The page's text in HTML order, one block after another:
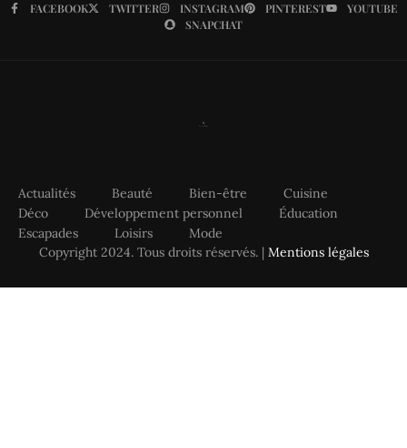
FACEBOOK TWITTER INSTAGRAM PINTEREST
YOUTUBE
SNAPCHAT
Actualités Beauté Bien-être
Cuisine
Déco
Développement personnel
Éducation
Escapades
Loisirs
Mode
Copyright 2024. Tous droits réservés. | Mentions légales